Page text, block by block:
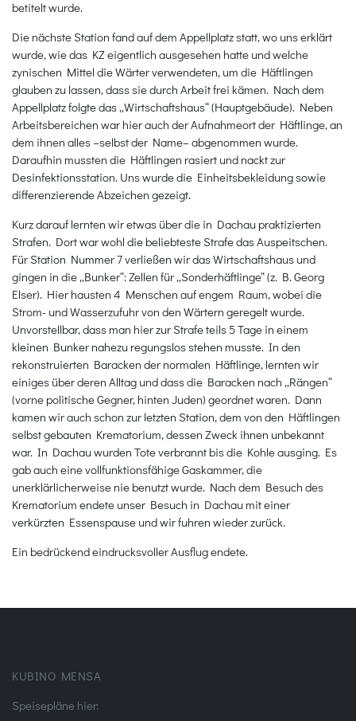
betitelt wurde.
Die nächste Station fand auf dem Appellplatz statt, wo uns erklärt
wurde, wie das KZ eigentlich ausgesehen hatte und welche
zynischen Mittel die Wärter verwendeten, um die Häftlingen
glauben zu lassen, dass sie durch Arbeit frei kämen. Nach dem
Appellplatz folgte das „Wirtschaftshaus“ (Hauptgebäude). Neben
Arbeitsbereichen war hier auch der Aufnahmeort der Häftlinge, an
dem ihnen alles –selbst der Name– abgenommen wurde.
Daraufhin mussten die Häftlingen rasiert und nackt zur
Desinfektionsstation. Uns wurde die Einheitsbekleidung sowie
differenzierende Abzeichen gezeigt.
Kurz darauf lernten wir etwas über die in Dachau praktizierten
Strafen. Dort war wohl die beliebteste Strafe das Auspeitschen.
Für Station Nummer 7 verließen wir das Wirtschaftshaus und
gingen in die „Bunker“: Zellen für „Sonderhäftlinge“ (z. B. Georg
Elser). Hier hausten 4 Menschen auf engem Raum, wobei die
Strom- und Wasserzufuhr von den Wärtern geregelt wurde.
Unvorstellbar, dass man hier zur Strafe teils 5 Tage in einem
kleinen Bunker nahezu regungslos stehen musste. In den
rekonstruierten Baracken der normalen Häftlinge, lernten wir
einiges über deren Alltag und dass die Baracken nach „Rängen“
(vorne politische Gegner, hinten Juden) geordnet waren. Dann
kamen wir auch schon zur letzten Station, dem von den Häftlingen
selbst gebauten Krematorium, dessen Zweck ihnen unbekannt
war. In Dachau wurden Tote verbrannt bis die Kohle ausging. Es
gab auch eine vollfunktionsfähige Gaskammer, die
unerklärlicherweise nie benutzt wurde. Nach dem Besuch des
Krematorium endete unser Besuch in Dachau mit einer
verkürzten Essenspause und wir fuhren wieder zurück.
Ein bedrückend eindrucksvoller Ausflug endete.
KUBINO MENSA
Speisepläne hier: